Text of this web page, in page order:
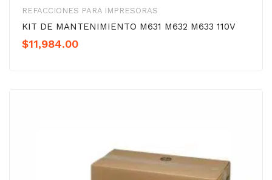
REFACCIONES PARA IMPRESORAS
KIT DE MANTENIMIENTO M631 M632 M633 110V
$11,984.00